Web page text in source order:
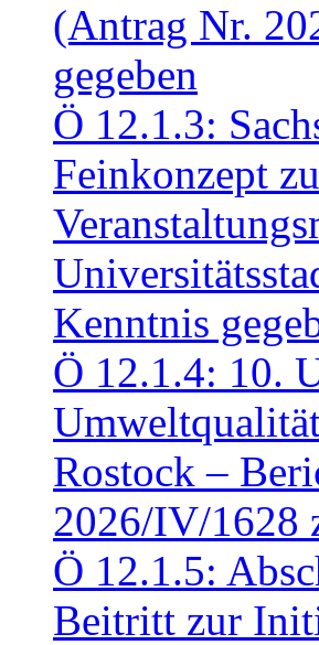
(Antrag Nr.
gegeben
Ö 12.1.3:
Feinkonzept
Kenntnis
Ö 12.1.4: 10.
Rostock –
2026/IV/1628
Ö 12.1.5:
Beitritt zur